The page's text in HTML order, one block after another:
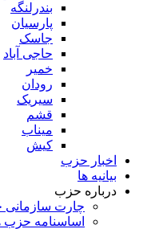
بندرلنگه
پارسیان
جاسک
حاجی آباد
خمیر
رودان
سیریک
قشم
میناب
کیش
اخبار حزب
بیانیه ها
درباره حزب
چارت
اساسنامه